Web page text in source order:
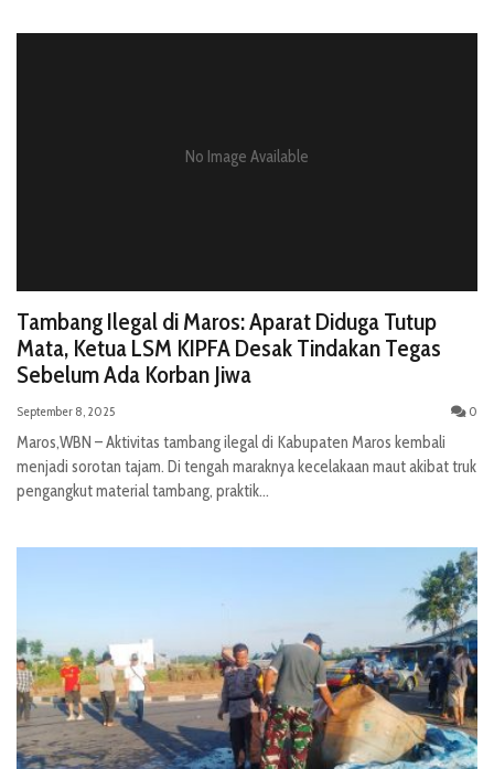
No Image Available
Tambang Ilegal di Maros: Aparat Diduga Tutup
Mata, Ketua LSM KIPFA Desak Tindakan Tegas
Sebelum Ada Korban Jiwa
September 8, 2025 0
Maros,WBN – Aktivitas tambang ilegal di Kabupaten Maros kembali
menjadi sorotan tajam. Di tengah maraknya kecelakaan maut akibat truk
pengangkut material tambang, praktik...